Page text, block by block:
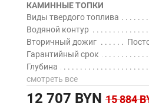
КАМИННЫЕ ТОПКИ
Виды твердого топлива
Водяной контур
Вторичный дожиг
Гарантийный срок
Глубина
смотреть все
12 707 BYN 15 884